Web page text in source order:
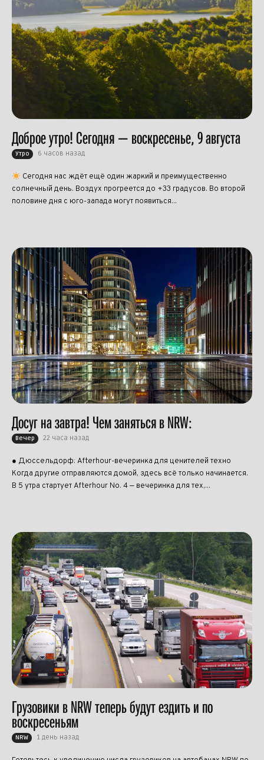
Доброе утро! Сегодня — воскресенье, 9 августа
Утро 6 часов назад
Сегодня нас ждёт ещё один жаркий и преимущественно
солнечный день. Воздух прогреется до +33 градусов. Во второй
половине дня с юго-запада могут появиться...
Досуг на завтра! Чем заняться в NRW:
Вечер 22 часа назад
● Дюссельдорф: Afterhour-вечеринка для ценителей техно
Когда другие отправляются домой, здесь всё только начинается.
В 5 утра стартует Afterhour No. 4 — вечеринка для тех,...
Грузовики в NRW теперь будут ездить и по
воскресеньям
NRW 1 день назад